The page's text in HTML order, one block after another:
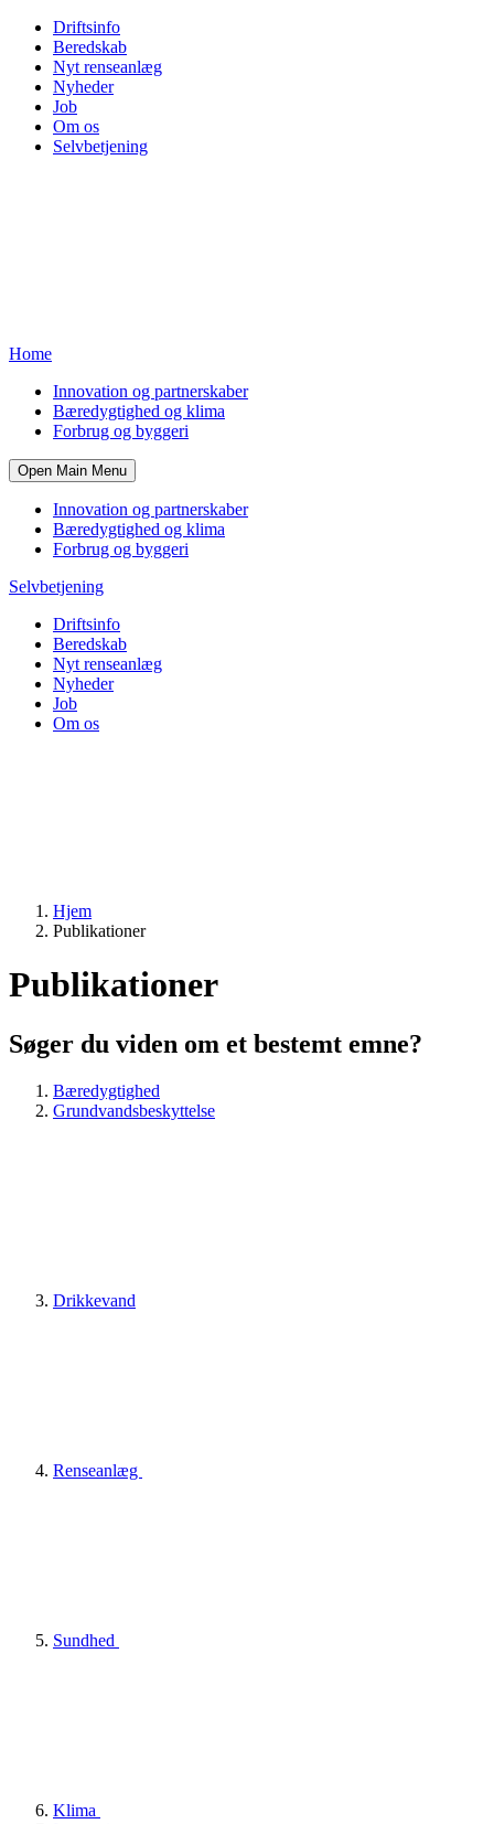
Driftsinfo
Beredskab
Nyt renseanlæg
Nyheder
Job
Om os
Selvbetjening
Home
Innovation og partnerskaber
Bæredygtighed og klima
Forbrug og byggeri
Open Main Menu
Innovation og partnerskaber
Bæredygtighed og klima
Forbrug og byggeri
Selvbetjening
Driftsinfo
Beredskab
Nyt renseanlæg
Nyheder
Job
Om os
Hjem
Publikationer
Publikationer
Søger du viden om et bestemt emne?
Bæredygtighed
Grundvandsbeskyttelse
Drikkevand
Renseanlæg
Sundhed
Klima